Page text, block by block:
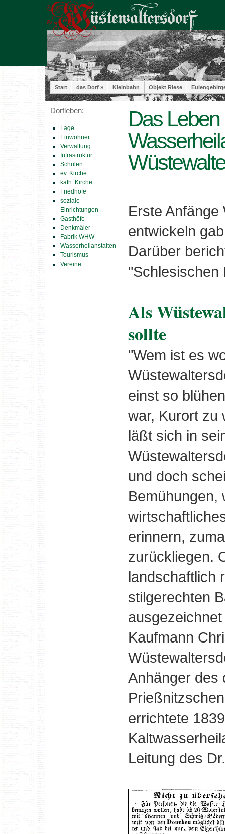
Start das Dorf » Kleinbahn Objekt Riese
Dorfleben:
Lage
Einwohner
Verwaltung
Infrastruktur
Schulen
ev. Kirche
kath. Kirche
Friedhöfe
soziale
Einrichtungen
Gasthöfe
Denkmäler
Fabrik WHW
Wasserheilanstalten
Tourismus
Vereine
Das Leben
Erste
entwickeln
Darüber
"Schlesischen
Als
sollte
"Wem ist es
einst so
war, Kurort zu
läßt sich in
und doch
Bemühungen,
erinnern,
zurückliegen.
landschaftlich
stilgerechten
Kaufmann
Anhänger des
errichtete
Leitung des